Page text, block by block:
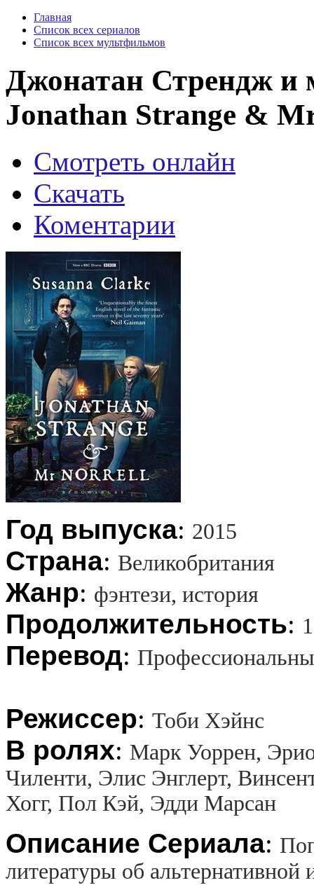
Главная
Список всех сериалов
Список всех мультфильмов
Джонатан Стрендж и
Jonathan Strange &
Смотреть онлайн
Скачать
Коментарии
Год выпуска: 2015
Страна: Великобритания
Жанр: фэнтези, история
Продолжительность:
Перевод:
Режиссер: Тоби Хэйнс
В ролях: Марк Уоррен,
Чиленти, Элис Энглерт,
Хогг, Пол Кэй, Эдди Марсан
Описание Сериала:
литературы об